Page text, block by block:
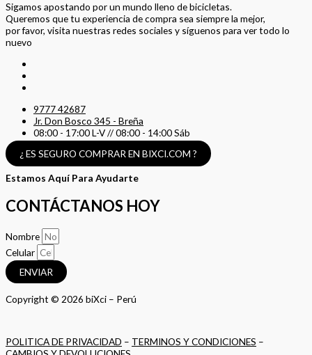
Sigamos apostando por un mundo lleno de bicicletas.
Queremos que tu experiencia de compra sea siempre la mejor,
por favor, visita nuestras redes sociales y síguenos para ver todo lo
nuevo
9777 42687
Jr. Don Bosco 345 - Breña
08:00 - 17:00 L-V // 08:00 - 14:00 Sáb
¿ ES SEGURO COMPRAR EN BIXCI.COM ?
Estamos Aquí Para Ayudarte
CONTÁCTANOS HOY
Nombre
Celular
ENVIAR
Copyright © 2026 biXci – Perú
POLITICA DE PRIVACIDAD – TERMINOS Y CONDICIONES –